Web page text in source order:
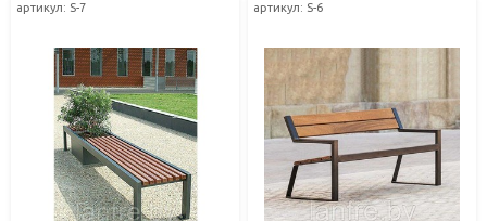
артикул: S-7 артикул: S-6